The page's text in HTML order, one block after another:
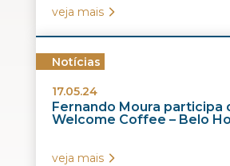
veja mais
Notícias
17.05.24
Fernando Moura participa
Welcome Coffee – Belo
veja mais